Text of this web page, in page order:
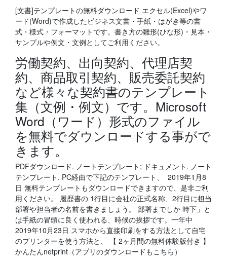
[文書]テンプレートの無料ダウンロード エクセル(Excel)やワ
ード(Word)で作成したビジネス文書・手紙・はがき等の書
式・様式・フォーマットです。書き方の雛形(ひな形)・見本・
サンプルや例文・文例としてご利用ください。
労働契約、出向契約、代理店契
約、商品取引契約、販売委託契約
など様々な契約書のテンプレート
集（文例・例文）です。Microsoft
Word（ワード）形式のファイル
を無料でダウンロードする事がで
きます。
PDFダウンロード. ノートテンプレート; ドキュメント. ノート
テンプレート. PC経由で下記のテンプレート、 2019年1月8
日 無料テンプレートもダウンロードできますので、是非ご利
用ください。 履歴書の 1行目に会社の正式名称、2行目に担当
部署や担当者の名前を書きましょう。 部署までしか 時下」と
は手紙の冒頭に良く使われる、時候の挨拶です。一年中
2019年10月23日 スマホから直接印刷をする方法として自宅
のプリンターを使う方法と、 【 2ヶ月間の無料体験版付き 】
かんたんnetprint（アプリのダウンロードもこちら）